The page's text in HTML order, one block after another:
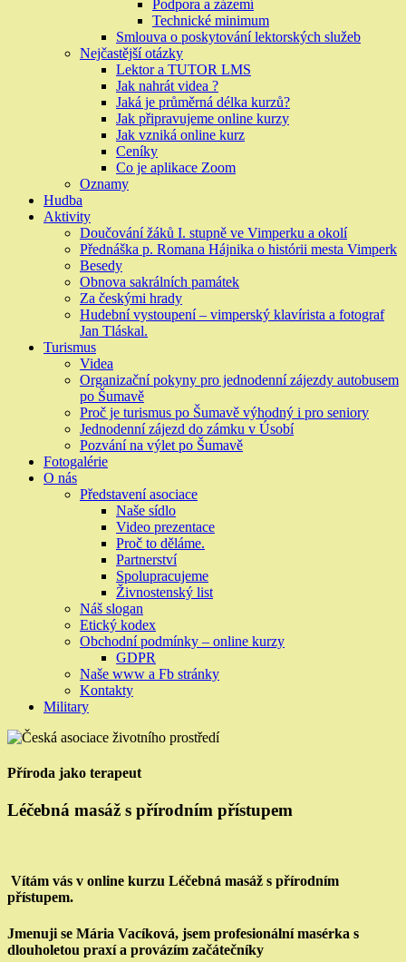
Podpora a zázemí
Technické minimum
Smlouva o poskytování lektorských služeb
Nejčastější otázky
Lektor a TUTOR LMS
Jak nahrát videa ?
Jaká je průměrná délka kurzů?
Jak připravujeme online kurzy
Jak vzniká online kurz
Ceníky
Co je aplikace Zoom
Oznamy
Hudba
Aktivity
Doučování žáků I. stupně ve Vimperku a okolí
Přednáška p. Romana Hájnika o histórii mesta Vimperk
Besedy
Obnova sakrálních památek
Za českými hrady
Hudební vystoupení – vimperský klavírista a fotograf
Jan Tláskal.
Turismus
Videa
Organizační pokyny pro jednodenní zájezdy autobusem
po Šumavě
Proč je turismus po Šumavě výhodný i pro seniory
Jednodenní zájezd do zámku v Úsobí
Pozvání na výlet po Šumavě
Fotogalérie
O nás
Představení asociace
Naše sídlo
Video prezentace
Proč to děláme.
Partnerství
Spolupracujeme
Živnostenský list
Náš slogan
Etický kodex
Obchodní podmínky – online kurzy
GDPR
Naše www a Fb stránky
Kontakty
Military
Příroda jako terapeut
Léčebná masáž s přírodním přístupem
Vítám vás v online kurzu Léčebná masáž s přírodním
přístupem.
Jmenuji se Mária Vacíková, jsem profesionální masérka s
dlouholetou praxí a provázím začátečníky